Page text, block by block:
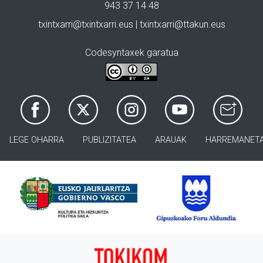
943 37 14 48
txintxarri@txintxarri.eus | txintxarri@ttakun.eus
Codesyntaxek garatua
LEGE OHARRA PUBLIZITATEA ARAUAK